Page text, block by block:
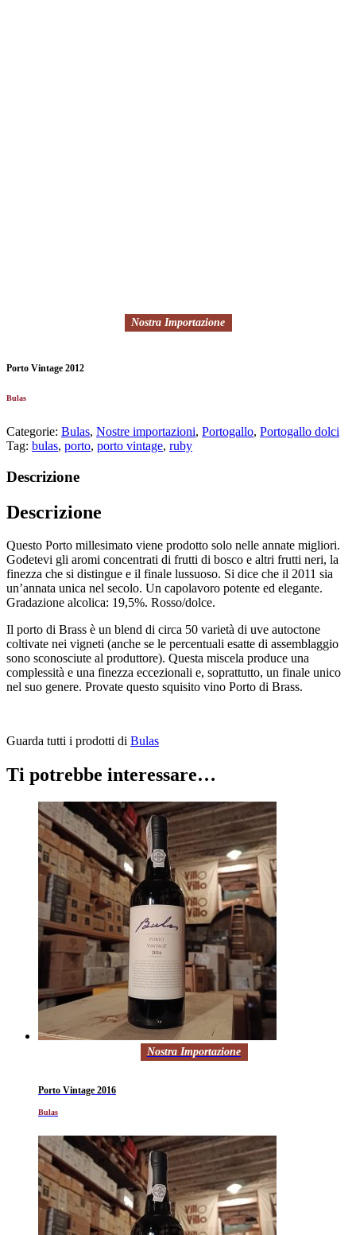
Nostra Importazione
Porto Vintage 2012
Bulas
Categorie: Bulas, Nostre importazioni, Portogallo, Portogallo dolci
Tag: bulas, porto, porto vintage, ruby
Descrizione
Descrizione
Questo Porto millesimato viene prodotto solo nelle annate migliori.
Godetevi gli aromi concentrati di frutti di bosco e altri frutti neri, la
finezza che si distingue e il finale lussuoso. Si dice che il 2011 sia
un’annata unica nel secolo. Un capolavoro potente ed elegante.
Gradazione alcolica: 19,5%. Rosso/dolce.
Il porto di Brass è un blend di circa 50 varietà di uve autoctone
coltivate nei vigneti (anche se le percentuali esatte di assemblaggio
sono sconosciute al produttore). Questa miscela produce una
complessità e una finezza eccezionali e, soprattutto, un finale unico
nel suo genere. Provate questo squisito vino Porto di Brass.
Guarda tutti i prodotti di Bulas
Ti potrebbe interessare…
Nostra Importazione
Porto Vintage 2016
Bulas